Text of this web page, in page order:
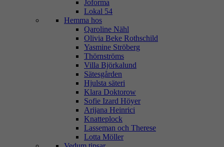
Joforma
Lokal 54
Hemma hos
Qaroline Nähl
Olivia Beke Rothschild
Yasmine Ströberg
Thörnströms
Villa Björkalund
Sätesgården
Hjulsta säteri
Klara Doktorow
Sofie Izard Höyer
Arijana Heinrici
Knatteplock
Lasseman och Therese
Lotta Möller